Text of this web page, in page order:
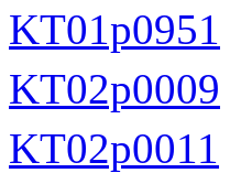
KT01p0951
KT02p0009
KT02p0011